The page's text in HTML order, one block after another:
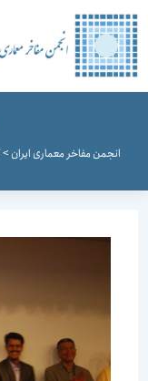
انجمن مفاخر معماری ایران>